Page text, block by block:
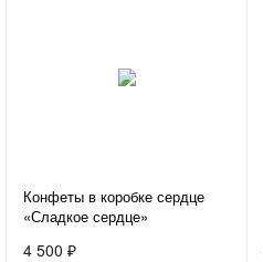
Конфеты в коробке сердце
«Сладкое сердце»
4 500 ₽